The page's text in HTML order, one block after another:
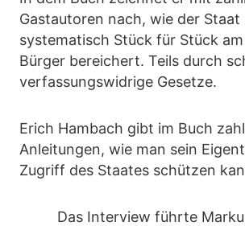
Gastautoren nach, wie der Staat
systematisch Stück für Stück
Bürger bereichert. Teils durch
verfassungswidrige Gesetze.
Erich Hambach gibt im Buch
Anleitungen, wie man sein
Zugriff des Staates schützen
Das Interview führte